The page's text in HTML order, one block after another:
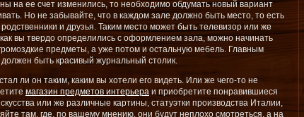
на ее счет изменились, то необходимо обдумать новый вариант
Но не забывайте, что в каждом зале должно быть место, то есть
и друзья. Таким место может быть телевизор или же
вы твердо определились с оформлением зала, можно начинать
предметы, а уже потом и остальную мебель. Главным
должен быть красивый журнальный столик.
ли он таким, каким вы хотели его видеть. Или же чего-то не
магазин предметов интерьера и приобретите понравившиеся
или же различные картины, статуэтки производства Италии,
там, где, по вашему мнению, они будут неплохо смотреться, а на